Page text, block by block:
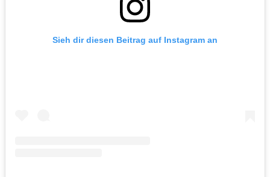
Sieh dir diesen Beitrag auf Instagram an